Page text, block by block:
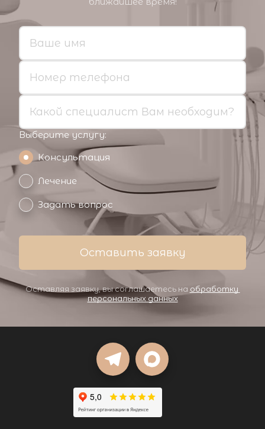
Выберите услугу:
Консультация
Лечение
Задать вопрос
Оставить заявку
Оставляя заявку, вы соглашаетесь на обработку
персональных данных